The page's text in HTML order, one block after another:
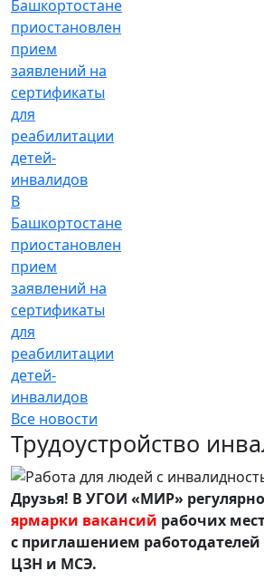
В
Башкортостане
приостановлен
прием
заявлений на
сертификаты
для
реабилитации
детей-
инвалидов
Все новости
Трудоустройство
Друзья! В УГОИ «МИР»
ярмарки вакансий рабочих
с приглашением
ЦЗН и МСЭ.